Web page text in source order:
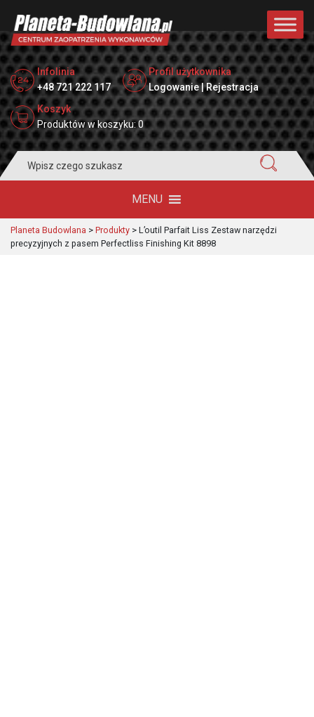
Infolinia
+48 721 222 117
Profil użytkownika
Logowanie | Rejestracja
Koszyk
Produktów w koszyku: 0
for:
MENU
Planeta Budowlana > Produkty > L’outil Parfait Liss Zestaw narzędzi
precyzyjnych z pasem Perfectliss Finishing Kit 8898